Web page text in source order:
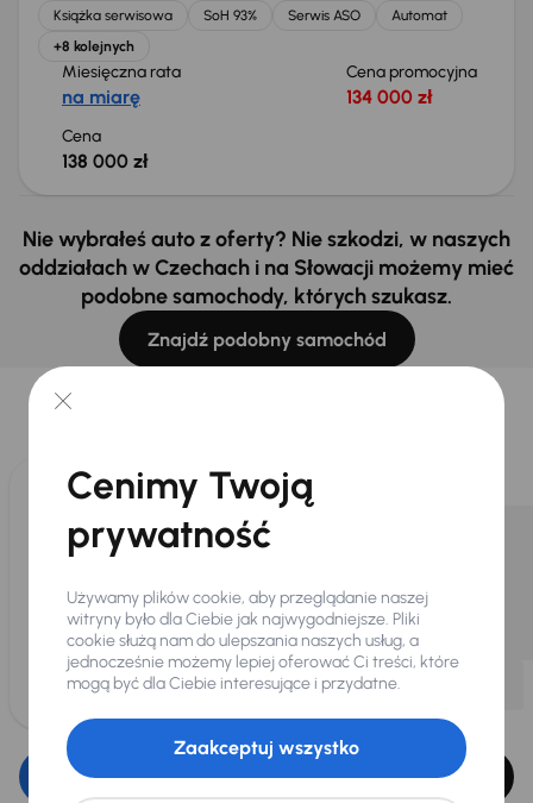
Książka serwisowa SoH 93% Serwis ASO
Automat
+8 kolejnych
Miesięczna rata
na miarę
Cena promocyjna
134 000 zł
Cena
138 000 zł
Nie wybrałeś auto z oferty? Nie szkodzi, w naszych
oddziałach w Czechach i na Słowacji możemy mieć
podobne samochody, których szukasz.
Znajdź podobny samochód
Wybraliśmy dla Ciebie
Edytuj filtr
Cenimy Twoją
prywatność
Używamy plików cookie, aby przeglądanie naszej
witryny było dla Ciebie jak najwygodniejsze. Pliki
cookie służą nam do ulepszania naszych usług, a
jednocześnie możemy lepiej oferować Ci treści, które
mogą być dla Ciebie interesujące i przydatne.
Zaakceptuj wszystko